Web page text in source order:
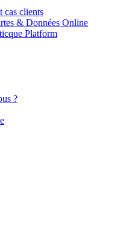
cas clients
& Données Online
Platform
?